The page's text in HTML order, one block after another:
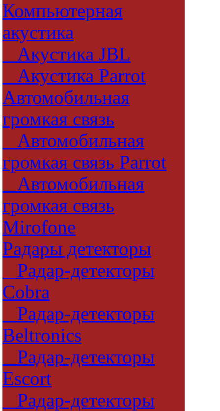
Компьютерная
акустика
Акустика JBL
Акустика Parrot
Автомобильная
громкая связь
Автомобильная
громкая связь Parrot
Автомобильная
громкая связь
Mirofone
Радары детекторы
Радар-детекторы
Cobra
Радар-детекторы
Beltronics
Радар-детекторы
Escort
Радар-детекторы